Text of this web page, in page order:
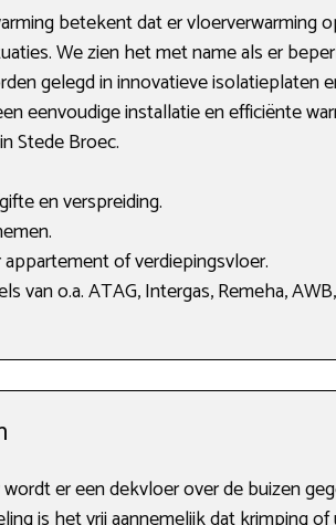
betekent dat er vloerverwarming
We zien het met name als er
gelegd in innovatieve
eenvoudige installatie en efficiënte
Stede Broec.
en verspreiding.
of verdiepingsvloer.
van o.a. ATAG, Intergas, Remeha,
er een dekvloer over de buizen